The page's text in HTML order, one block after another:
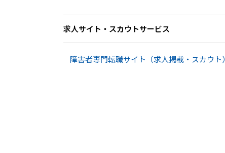
求人サイト・スカウトサービス
障害者専門転職サイト（求人掲載・スカウト）